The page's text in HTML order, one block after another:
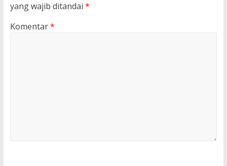
yang wajib ditandai *
Komentar*